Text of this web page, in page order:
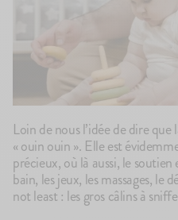
Loin de nous l’idée de dire
« ouin ouin ». Elle est
précieux, où là aussi, le
bain, les jeux, les massages, le
not least : les gros câlins à